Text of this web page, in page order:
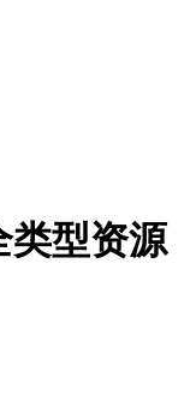
类型资源